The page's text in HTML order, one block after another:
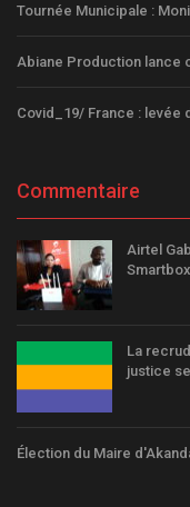
Tournée Municipale :
Abiane Production lance
Covid_19/ France :
Commentaire
Airtel
Smartbox
La
justice
Élection du Maire